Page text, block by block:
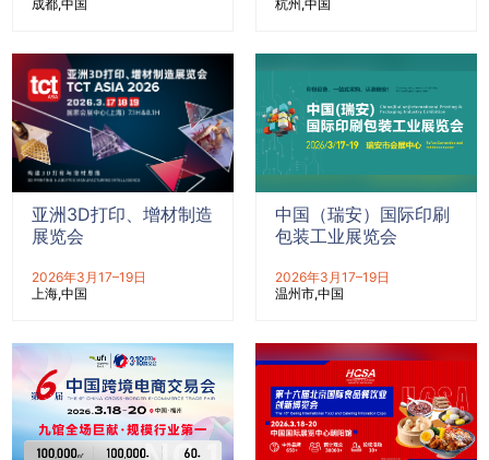
成都 中国
杭州 中国
亚洲3D打印、增材制造
展览会
2026年3月17–19日
上海 中国
中国（瑞安）国际印刷
包装工业展览会
2026年3月17–19日
温州市 中国